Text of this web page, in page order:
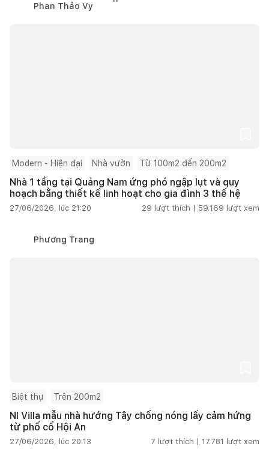
Phan Thảo Vy
Modern - Hiện đại Nhà vườn Từ 100m2 đến 200m2
Nhà 1 tầng tại Quảng Nam ứng phó ngập lụt và quy
hoạch bằng thiết kế linh hoạt cho gia đình 3 thế hệ
27/06/2026, lúc 21:20 29 lượt thích | 59.169 lượt xem
Phương Trang
Biệt thự Trên 200m2
NI Villa mẫu nhà hướng Tây chống nóng lấy cảm hứng
từ phố cổ Hội An
27/06/2026, lúc 20:13 7 lượt thích | 17.781 lượt xem